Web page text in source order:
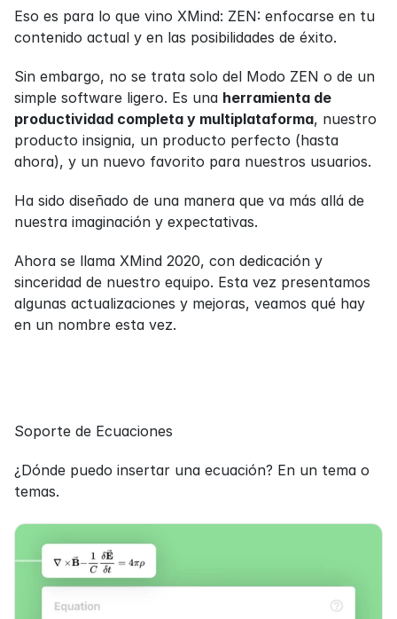
Eso es para lo que vino XMind: ZEN: enfocarse en tu
contenido actual y en las posibilidades de éxito.
Sin embargo, no se trata solo del Modo ZEN o de un
simple software ligero. Es una herramienta de
productividad completa y multiplataforma, nuestro
producto insignia, un producto perfecto (hasta
ahora), y un nuevo favorito para nuestros usuarios.
Ha sido diseñado de una manera que va más allá de
nuestra imaginación y expectativas.
Ahora se llama XMind 2020, con dedicación y
sinceridad de nuestro equipo. Esta vez presentamos
algunas actualizaciones y mejoras, veamos qué hay
en un nombre esta vez.
Soporte de Ecuaciones
¿Dónde puedo insertar una ecuación? En un tema o
temas.